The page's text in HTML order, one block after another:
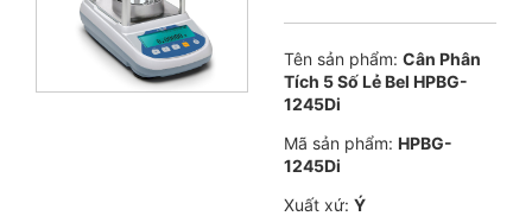
Tên sản phẩm: Cân Phân
Tích 5 Số Lẻ Bel HPBG-
1245Di
Mã sản phẩm: HPBG-
1245Di
Xuất xứ: Ý